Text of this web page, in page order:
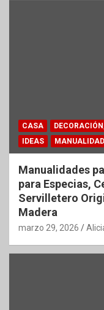
CASA
IDEAS
Manualidades
para Especias,
Servilletero
Madera
marzo 29, 2026